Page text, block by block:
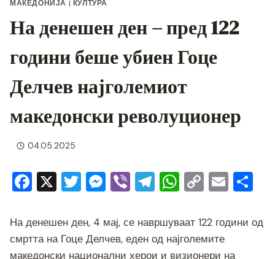
МАКЕДОНИЈА | КУЛТУРА
На денешен ден – пред 122
години беше убиен Гоце
Делчев најголемиот
македонски револуционер
04.05.2025
F
c
e
X T
tt
er
M
ss
e
Vi
er
T
e
gr
W
at
s
C
p
y
E
ai ar
На денешен ден, 4 мај, се навршуваат 122 години од
смртта на Гоце Делчев, еден од најголемите
македонски национални херои и визионери на